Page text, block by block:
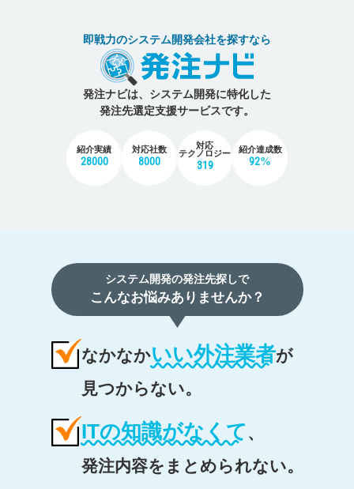
即戦力のシステム開発会社を探すなら
発注ナビは、システム開発に特化した
発注先選定支援サービスです。
紹介実績
28000
対応社数
8000
対応
テクノロジー
319
紹介達成数
92%
システム開発の発注先探しで
こんなお悩みありませんか？
なかなかいい外注業者が
見つからない。
ITの知識がなくて 、
発注内容をまとめられない。